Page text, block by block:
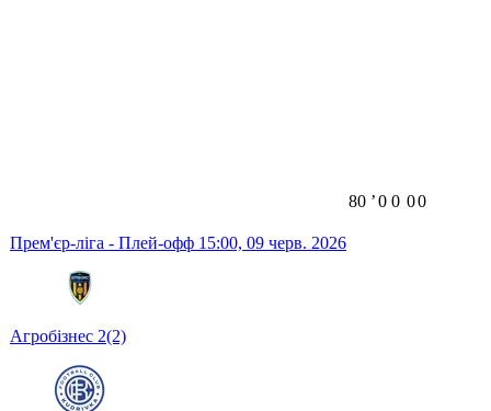
Прем'єр-ліга - Плей-офф 15:00, 09 черв. 2026
Агробізнес 2(2)
80 ʼ0 0 00